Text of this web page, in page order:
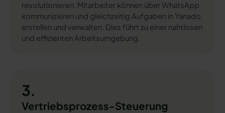
revolutionieren. Mitarbeiter können über WhatsApp
kommunizieren und gleichzeitig Aufgaben in Yanado
erstellen und verwalten. Dies führt zu einer nahtlosen
und effizienten Arbeitsumgebung.
3.
Vertriebsprozess-Steuerung